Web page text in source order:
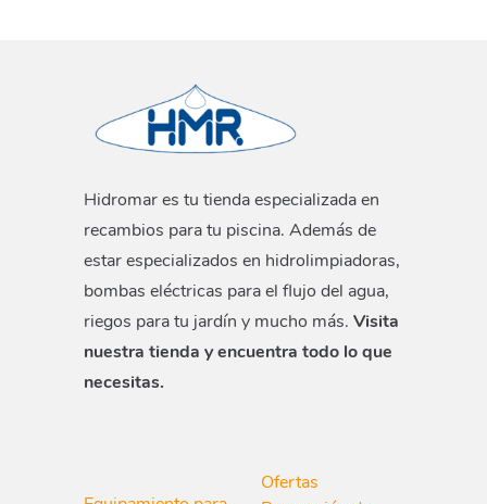
Hidromar es tu tienda especializada en
recambios para tu piscina. Además de
estar especializados en hidrolimpiadoras,
bombas eléctricas para el flujo del agua,
riegos para tu jardín y mucho más. Visita
nuestra tienda y encuentra todo lo que
necesitas.
Ofertas